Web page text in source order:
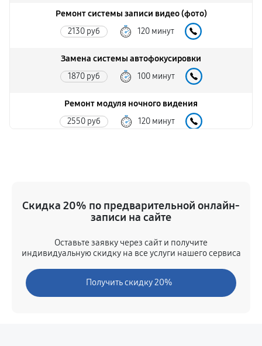
Ремонт системы записи видео (фото)
2130 руб 120 минут
Замена системы автофокусировки
1870 руб 100 минут
Ремонт модуля ночного видения
2550 руб 120 минут
1870 руб 80 минут
Замена кнопок управления
1020 руб 50 минут
Восстановление после попадания влаги
Скидка 20% по предварительной онлайн-
записи на сайте
Оставьте заявку через сайт и получите
индивидуальную скидку на все услуги нашего сервиса
Получить скидку 20%